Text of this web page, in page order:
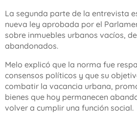
La segunda parte de la entrevista
nueva ley aprobada por el
sobre inmuebles urbanos vacíos,
abandonados.
Melo explicó que la norma fue
consensos políticos y que su
combatir la vacancia urbana,
bienes que hoy permanecen
volver a cumplir una función social.